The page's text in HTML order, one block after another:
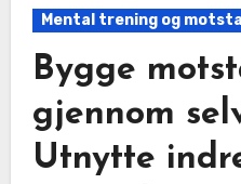
Mental trening og
Bygge
gjennom
Utnytte